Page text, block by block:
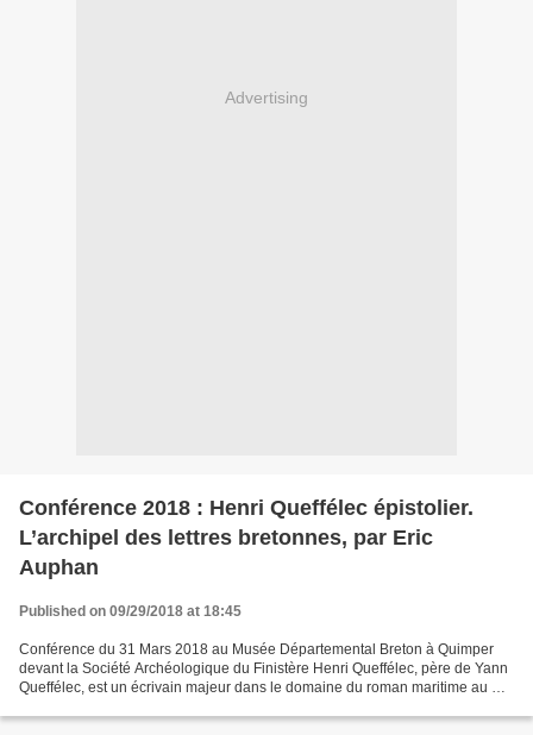
Advertising
Conférence 2018 : Henri Queffélec épistolier.
L’archipel des lettres bretonnes, par Eric
Auphan
Published on 09/29/2018 at 18:45
Conférence du 31 Mars 2018 au Musée Départemental Breton à Quimper
devant la Société Archéologique du Finistère Henri Queffélec, père de Yann
Queffélec, est un écrivain majeur dans le domaine du roman maritime au XX